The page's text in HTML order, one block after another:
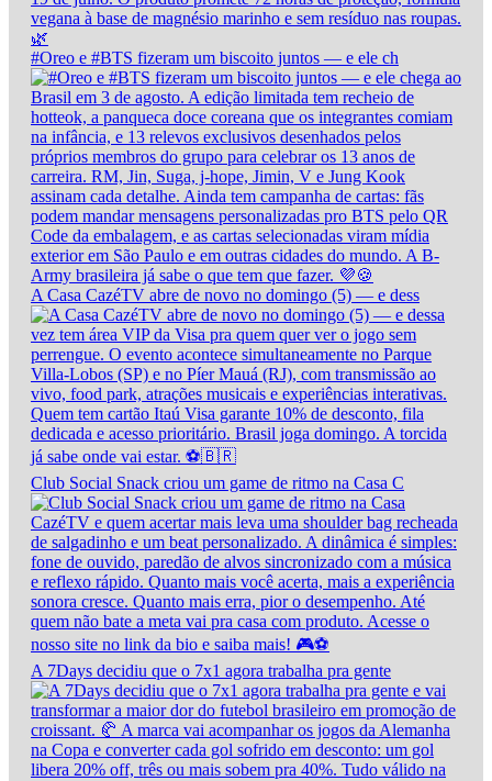
#Oreo e #BTS fizeram um biscoito juntos — e ele ch
A Casa CazéTV abre de novo no domingo (5) — e dess
Club Social Snack criou um game de ritmo na Casa C
A 7Days decidiu que o 7x1 agora trabalha pra gente